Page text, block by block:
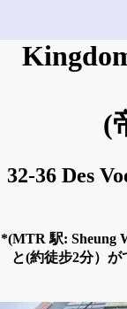
(
32-36 Des
*(MTR 駅: Sheung
と(約徒步2分）